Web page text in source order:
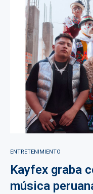
ENTRETENIMIENTO
Kayfex graba
música